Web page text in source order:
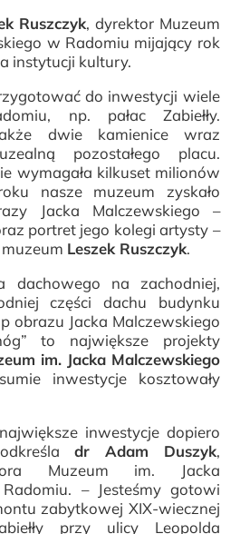
Ruszczyk, dyrektor Muzeum
w Radomiu mijający rok
instytucji kultury.
do inwestycji wiele
np. pałac Zabiełły.
dwie kamienice wraz
pozostałego placu.
wymagała kilkuset milionów
nasze muzeum zyskało
Jacka Malczewskiego –
portret jego kolegi artysty –
Leszek Ruszczyk.
dachowego na zachodniej,
części dachu budynku
obrazu Jacka Malczewskiego
to największe projekty
im. Jacka Malczewskiego
inwestycje kosztowały
inwestycje dopiero
dr Adam Duszyk,
Muzeum im. Jacka
– Jesteśmy gotowi
zabytkowej XIX-wiecznej
przy ulicy Leopolda